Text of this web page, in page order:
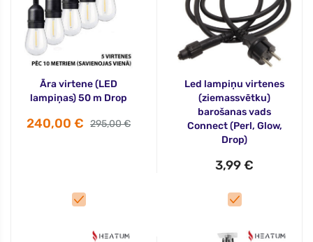
Āra virtene (LED
lampiņas) 50 m Drop
240,00 € 295,00 €
Led lampiņu virtenes
(ziemassvētku)
barošanas vads
Connect (Perl, Glow,
Drop)
3,99 €